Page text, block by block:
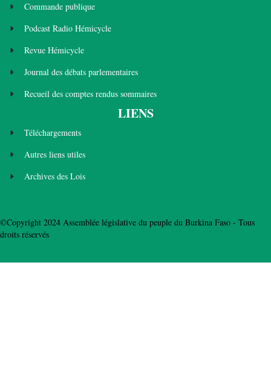
Commande publique
Podcast Radio Hémicycle
Revue Hémicycle
Journal des débats parlementaires
Recueil des comptes rendus sommaires
LIENS
Téléchargements
Autres liens utiles
Archives des Lois
©Copyright 2024 Assemblée législative du peuple du Burkina Faso - Tous
droits réservés